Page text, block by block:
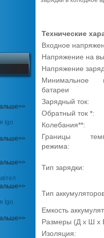
Igo
Igo
Технические
Входное
Напряжение на
Напряжение
Минимальное
батареи
Зарядный ток:
Обратный ток *:
Колебания**:
Границы
режима:
Тип зарядки:
Тип
Емкость
Размеры (Д х Ш х
Изоляция: